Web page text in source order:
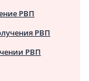
РВП
РВП
РВП